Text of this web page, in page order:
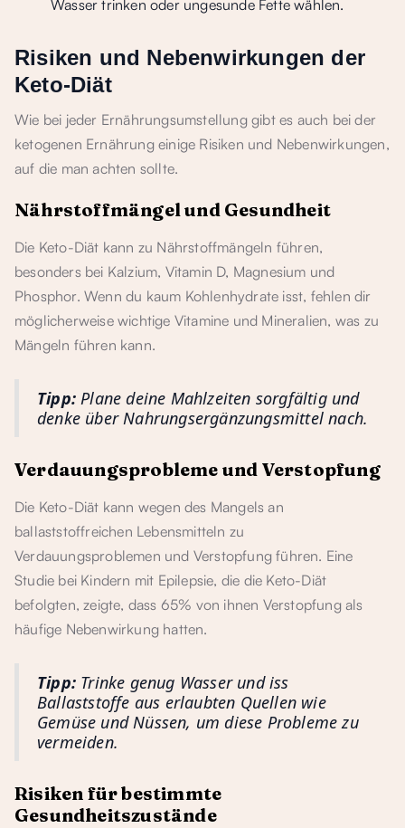
Wasser trinken oder ungesunde Fette wählen.
Risiken und Nebenwirkungen der
Keto-Diät
Wie bei jeder Ernährungsumstellung gibt es auch bei der
ketogenen Ernährung einige Risiken und Nebenwirkungen,
auf die man achten sollte.
Nährstoffmängel und Gesundheit
Die Keto-Diät kann zu Nährstoffmängeln führen,
besonders bei Kalzium, Vitamin D, Magnesium und
Phosphor. Wenn du kaum Kohlenhydrate isst, fehlen dir
möglicherweise wichtige Vitamine und Mineralien, was zu
Mängeln führen kann.
Tipp: Plane deine Mahlzeiten sorgfältig und
denke über Nahrungsergänzungsmittel nach.
Verdauungsprobleme und Verstopfung
Die Keto-Diät kann wegen des Mangels an
ballaststoffreichen Lebensmitteln zu
Verdauungsproblemen und Verstopfung führen. Eine
Studie bei Kindern mit Epilepsie, die die Keto-Diät
befolgten, zeigte, dass 65% von ihnen Verstopfung als
häufige Nebenwirkung hatten.
Tipp: Trinke genug Wasser und iss
Ballaststoffe aus erlaubten Quellen wie
Gemüse und Nüssen, um diese Probleme zu
vermeiden.
Risiken für bestimmte
Gesundheitszustände